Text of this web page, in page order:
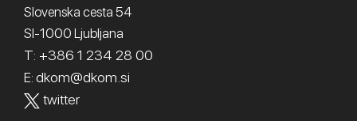
Slovenska cesta 54
SI-1000 Ljubljana
T: +386 1 234 28 00
E: dkom@dkom.si
twitter